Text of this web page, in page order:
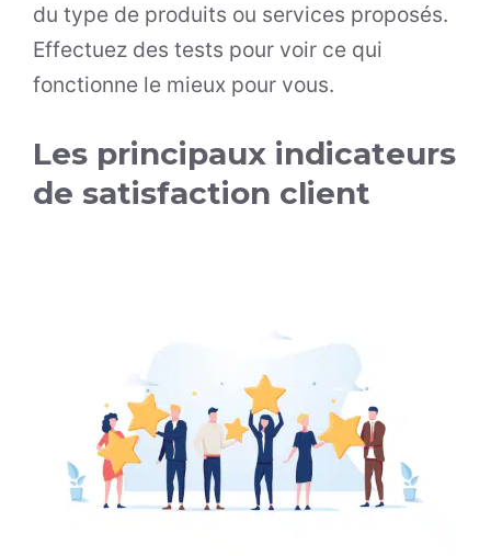
du type de produits ou services proposés.
Effectuez des tests pour voir ce qui
fonctionne le mieux pour vous.
Les principaux indicateurs
de satisfaction client